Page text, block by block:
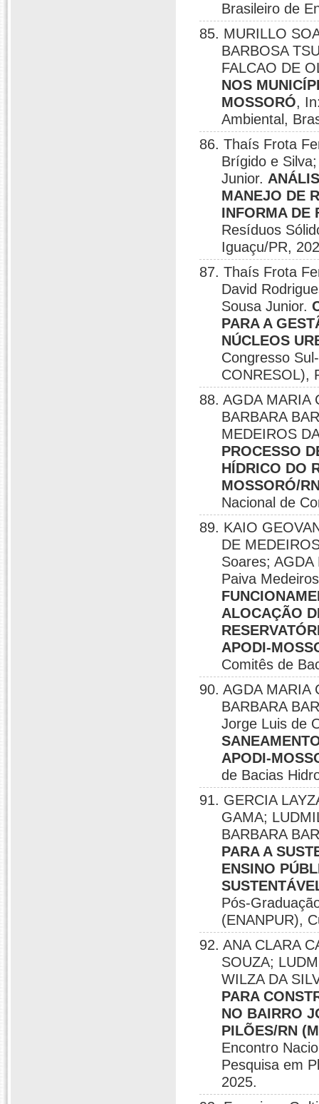
Brasileiro de
85. MURILLO
BARBOSA
FALCAO DE
NOS
MOSSORÓ,
Ambiental,
86. Thaís Frota
Brígido e
Junior.
MANEJO DE
INFORMA DE
Resíduos
Iguaçu/PR,
87. Thaís Frota
David
Sousa Junior.
PARA A
NÚCLEOS
Congresso
CONRESOL),
88. AGDA MARIA
BARBARA
MEDEIROS
PROCESSO
HÍDRICO DO
MOSSORÓ/
Nacional de
89. KAIO
DE
Soares;
Paiva
ALOCAÇÃO
APODI-
Comitês de
90. AGDA MARIA
BARBARA
Jorge Luis de
APODI-
de Bacias
91. GERCIA
GAMA;
BARBARA
PARA A
ENSINO
Pós-
(ENANPUR),
92. ANA CLARA
SOUZA;
WILZA DA
PARA
NO BAIRRO
PILÕES/RN
Encontro
Pesquisa em
2025.